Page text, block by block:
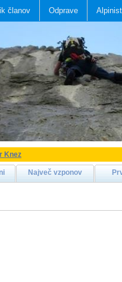
članov Odprave
Knez
Največ vzponov